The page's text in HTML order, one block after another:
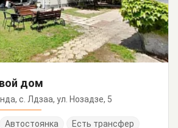
дом
с. Лдзаа, ул. Нозадзе, 5
Автостоянка Есть трансфер